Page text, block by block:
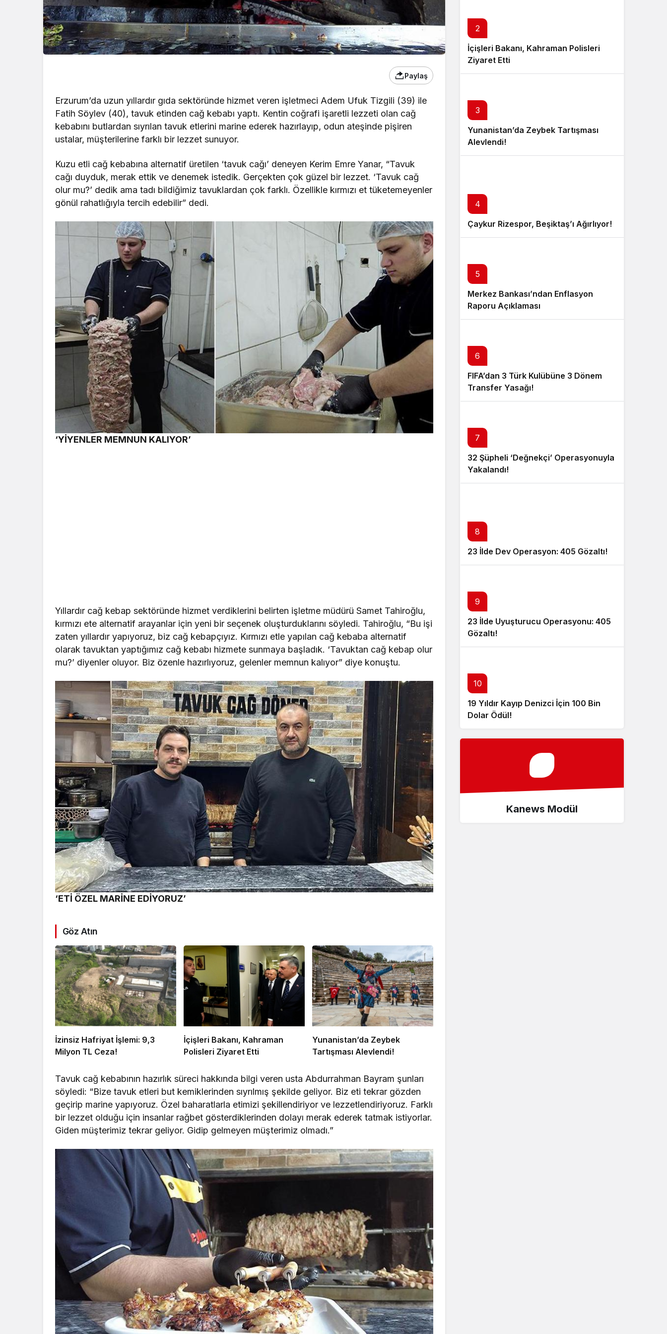
Paylaş
Erzurum’da uzun yıllardır gıda sektöründe hizmet veren işletmeci Adem Ufuk Tizgili (39) ile
Fatih Söylev (40), tavuk etinden cağ kebabı yaptı. Kentin coğrafi işaretli lezzeti olan cağ
kebabını butlardan sıyrılan tavuk etlerini marine ederek hazırlayıp, odun ateşinde pişiren
ustalar, müşterilerine farklı bir lezzet sunuyor.
Kuzu etli cağ kebabına alternatif üretilen ‘tavuk cağı’ deneyen Kerim Emre Yanar, “Tavuk
cağı duyduk, merak ettik ve denemek istedik. Gerçekten çok güzel bir lezzet. ‘Tavuk cağ
olur mu?’ dedik ama tadı bildiğimiz tavuklardan çok farklı. Özellikle kırmızı et tüketemeyenler
gönül rahatlığıyla tercih edebilir” dedi.
‘YİYENLER MEMNUN KALIYOR’
Yıllardır cağ kebap sektöründe hizmet verdiklerini belirten işletme müdürü Samet Tahiroğlu,
kırmızı ete alternatif arayanlar için yeni bir seçenek oluşturduklarını söyledi. Tahiroğlu, “Bu işi
zaten yıllardır yapıyoruz, biz cağ kebapçıyız. Kırmızı etle yapılan cağ kebaba alternatif
olarak tavuktan yaptığımız cağ kebabı hizmete sunmaya başladık. ‘Tavuktan cağ kebap olur
mu?’ diyenler oluyor. Biz özenle hazırlıyoruz, gelenler memnun kalıyor” diye konuştu.
‘ETİ ÖZEL MARİNE EDİYORUZ’
Göz Atın
İzinsiz Hafriyat İşlemi: 9,3
Milyon TL Ceza!
İçişleri Bakanı, Kahraman
Polisleri Ziyaret Etti
Yunanistan’da Zeybek
Tartışması Alevlendi!
Tavuk cağ kebabının hazırlık süreci hakkında bilgi veren usta Abdurrahman Bayram şunları
söyledi: “Bize tavuk etleri but kemiklerinden sıyrılmış şekilde geliyor. Biz eti tekrar gözden
geçirip marine yapıyoruz. Özel baharatlarla etimizi şekillendiriyor ve lezzetlendiriyoruz. Farklı
bir lezzet olduğu için insanlar rağbet gösterdiklerinden dolayı merak ederek tatmak istiyorlar.
Giden müşterimiz tekrar geliyor. Gidip gelmeyen müşterimiz olmadı.”
2
İçişleri Bakanı, Kahraman Polisleri
Ziyaret Etti
3
Yunanistan’da Zeybek Tartışması
Alevlendi!
4
Çaykur Rizespor, Beşiktaş’ı Ağırlıyor!
5
Merkez Bankası’ndan Enflasyon
Raporu Açıklaması
6
FIFA’dan 3 Türk Kulübüne 3 Dönem
Transfer Yasağı!
7
32 Şüpheli ‘Değnekçi’ Operasyonuyla
Yakalandı!
8
23 İlde Dev Operasyon: 405 Gözaltı!
9
23 İlde Uyuşturucu Operasyonu: 405
Gözaltı!
10
19 Yıldır Kayıp Denizci İçin 100 Bin
Dolar Ödül!
Kanews Modül